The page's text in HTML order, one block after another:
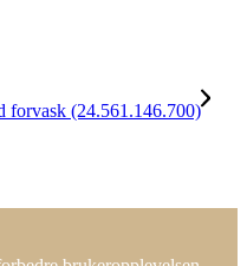
forvask (24.561.146.700)